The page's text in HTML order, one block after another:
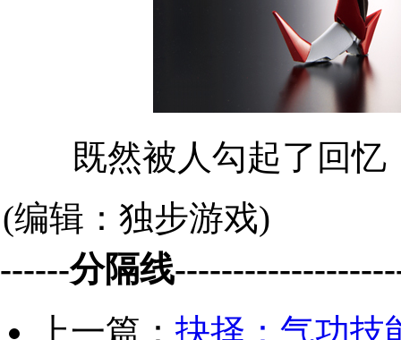
既然被人勾起了回忆
(编辑：独步游戏)
------分隔线
上一篇： 抉择：气功技